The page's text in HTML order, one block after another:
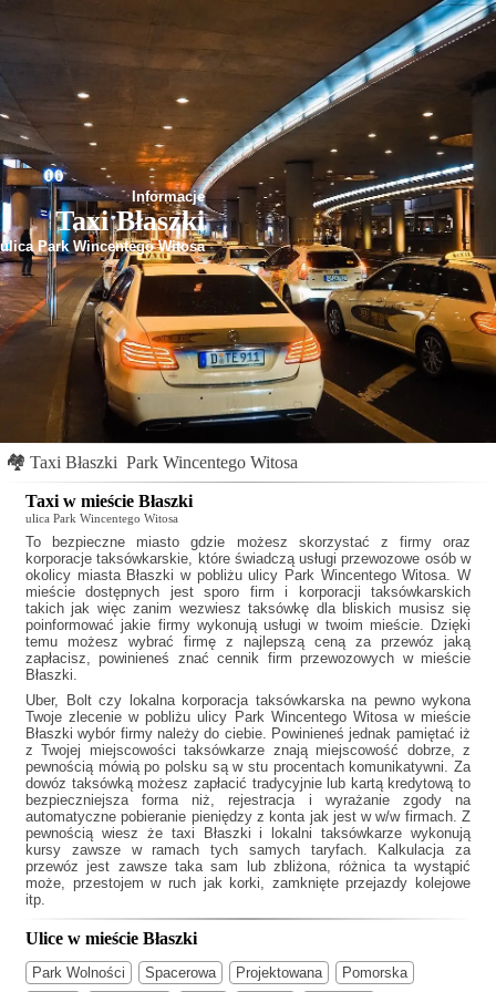
Informacje
Taxi Błaszki
ulica Park Wincentego Witosa
🏘 Taxi Błaszki Park Wincentego Witosa
Taxi w mieście Błaszki
ulica Park Wincentego Witosa
To bezpieczne miasto gdzie możesz skorzystać z firmy oraz
korporacje taksówkarskie, które świadczą usługi przewozowe osób w
okolicy miasta Błaszki w pobliżu ulicy Park Wincentego Witosa. W
mieście dostępnych jest sporo firm i korporacji taksówkarskich
takich jak więc zanim wezwiesz taksówkę dla bliskich musisz się
poinformować jakie firmy wykonują usługi w twoim mieście. Dzięki
temu możesz wybrać firmę z najlepszą ceną za przewóz jaką
zapłacisz, powinieneś znać cennik firm przewozowych w mieście
Błaszki.
Uber, Bolt czy lokalna korporacja taksówkarska na pewno wykona
Twoje zlecenie w pobliżu ulicy Park Wincentego Witosa w mieście
Błaszki wybór firmy należy do ciebie. Powinieneś jednak pamiętać iż
z Twojej miejscowości taksówkarze znają miejscowość dobrze, z
pewnością mówią po polsku są w stu procentach komunikatywni. Za
dowóz taksówką możesz zapłacić tradycyjnie lub kartą kredytową to
bezpieczniejsza forma niż, rejestracja i wyrażanie zgody na
automatyczne pobieranie pieniędzy z konta jak jest w w/w firmach. Z
pewnością wiesz że taxi Błaszki i lokalni taksówkarze wykonują
kursy zawsze w ramach tych samych taryfach. Kalkulacja za
przewóz jest zawsze taka sam lub zbliżona, różnica ta wystąpić
może, przestojem w ruch jak korki, zamknięte przejazdy kolejowe
itp.
Ulice w mieście Błaszki
Park Wolności Spacerowa Projektowana Pomorska